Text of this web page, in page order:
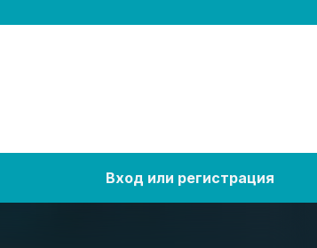
Вход или регистрация